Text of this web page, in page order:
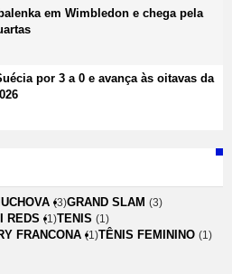
em Wimbledon e chega pela
por 3 a 0 e avança às oitavas da
(3)GRAND SLAM (3)
REDS (1)TENIS (1)
FRANCONA (1)TÊNIS FEMININO (1)